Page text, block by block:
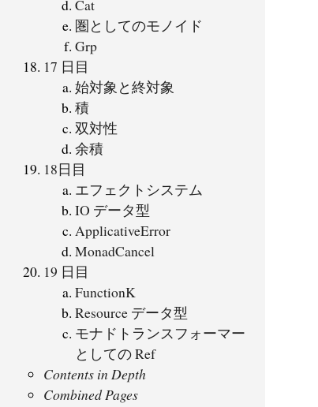
Cat
圏としてのモノイド
Grp
17 日目
始対象と終対象
積
双対性
余積
18日目
エフェクトシステム
IO データ型
ApplicativeError
MonadCancel
19 日目
FunctionK
Resource データ型
モナドトランスフォーマー
としての Ref
Contents in Depth
Combined Pages